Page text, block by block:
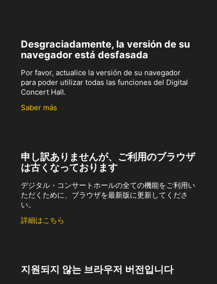
Desgraciadamente, la versión de su
navegador está desfasada
Por favor, actualice la versión de su navegador
para poder utilizar todas las funciones del Digital
Concert Hall.
Saber más
申し訳ありませんが、ご利用のブラウザ
は古くなっております
デジタル・コンサートホールの全ての機能をご利用い
ただくために、ブラウザを最新版に更新してくださ
い。
詳細はこちら
지원되지 않는 브라우저 버전입니다